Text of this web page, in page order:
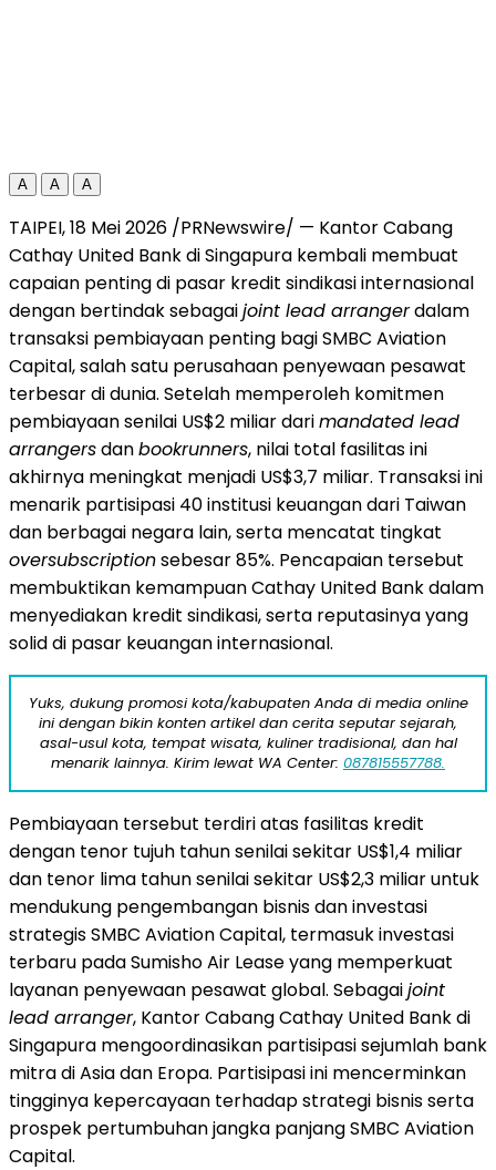
A A A
TAIPEI, 18 Mei 2026 /PRNewswire/ — Kantor Cabang
Cathay United Bank di Singapura kembali membuat
capaian penting di pasar kredit sindikasi internasional
dengan bertindak sebagaijoint lead arrangerdalam
transaksi pembiayaan penting bagi SMBC Aviation
Capital, salah satu perusahaan penyewaan pesawat
terbesar di dunia. Setelah memperoleh komitmen
pembiayaan senilai US$2 miliar darimandated lead
arrangersdanbookrunners, nilai total fasilitas ini
akhirnya meningkat menjadi US$3,7 miliar. Transaksi ini
menarik partisipasi 40 institusi keuangan dari Taiwan
dan berbagai negara lain, serta mencatat tingkat
oversubscriptionsebesar 85%. Pencapaian tersebut
membuktikan kemampuan Cathay United Bank dalam
menyediakan kredit sindikasi, serta reputasinya yang
solid di pasar keuangan internasional.
Yuks, dukung promosi kota/kabupaten Anda di media online
ini dengan bikin konten artikel dan cerita seputar sejarah,
asal-usul kota, tempat wisata, kuliner tradisional, dan hal
menarik lainnya. Kirim lewat WA Center: 087815557788.
Pembiayaan tersebut terdiri atas fasilitas kredit
dengan tenor tujuh tahun senilai sekitar US$1,4 miliar
dan tenor lima tahun senilai sekitar US$2,3 miliar untuk
mendukung pengembangan bisnis dan investasi
strategis SMBC Aviation Capital, termasuk investasi
terbaru pada Sumisho Air Lease yang memperkuat
layanan penyewaan pesawat global. Sebagaijoint
lead arranger, Kantor Cabang Cathay United Bank di
Singapura mengoordinasikan partisipasi sejumlah bank
mitra di Asia dan Eropa. Partisipasi ini mencerminkan
tingginya kepercayaan terhadap strategi bisnis serta
prospek pertumbuhan jangka panjang SMBC Aviation
Capital.